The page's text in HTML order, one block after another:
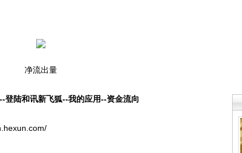
净流出量
登陆和讯新飞狐--我的应用--资金流向